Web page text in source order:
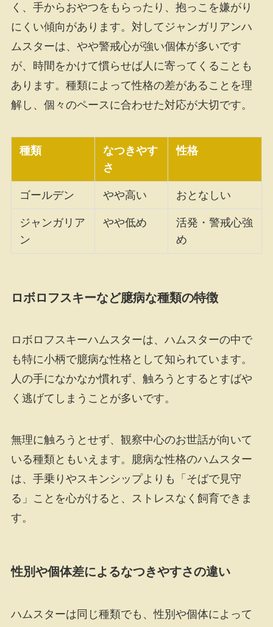
く、手からおやつをもらったり、抱っこを嫌がり
にくい傾向があります。対してジャンガリアンハ
ムスターは、やや警戒心が強い個体が多いです
が、時間をかけて慣らせば人に寄ってくることも
あります。種類によって性格の差があることを理
解し、個々のペースに合わせた対応が大切です。
種類
なつきやす
さ
性格
ゴールデン やや高い おとなしい
ジャンガリア
ン
やや低め
活発・警戒心強
め
ロボロフスキーなど臆病な種類の特徴
ロボロフスキーハムスターは、ハムスターの中で
も特に小柄で臆病な性格として知られています。
人の手になかなか慣れず、触ろうとするとすばや
く逃げてしまうことが多いです。
無理に触ろうとせず、観察中心のお世話が向いて
いる種類ともいえます。臆病な性格のハムスター
は、手乗りやスキンシップよりも「そばで見守
る」ことを心がけると、ストレスなく飼育できま
す。
性別や個体差によるなつきやすさの違い
ハムスターは同じ種類でも、性別や個体によって